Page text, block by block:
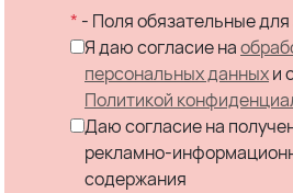
* - Поля обязательные
Я даю согласие на
персональных данныхи
Политикой
Даю согласие на
рекламно-
содержания